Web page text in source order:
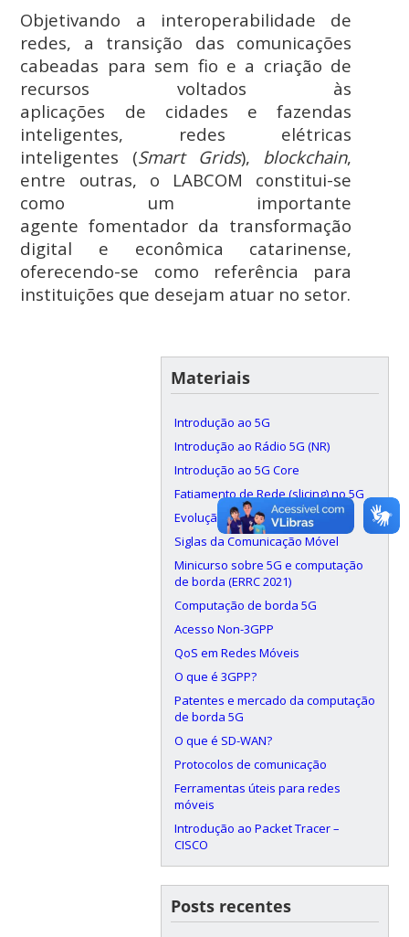
Objetivando a interoperabilidade de
redes, a transição das comunicações
cabeadas para sem fio e a criação de
recursos voltados às
aplicações de cidades e fazendas
inteligentes, redes elétricas
inteligentes (Smart Grids), blockchain,
entre outras, o LABCOM constitui-se
como um importante
agente fomentador da transformação
digital e econômica catarinense,
oferecendo-se como referência para
instituições que desejam atuar no setor.
Materiais
Introdução ao 5G
Introdução ao Rádio 5G (NR)
Introdução ao 5G Core
Fatiamento de Rede (slicing) no 5G
Evolução da Rede Móvel
Siglas da Comunicação Móvel
Minicurso sobre 5G e computação
de borda (ERRC 2021)
Computação de borda 5G
Acesso Non-3GPP
QoS em Redes Móveis
O que é 3GPP?
Patentes e mercado da computação
de borda 5G
O que é SD-WAN?
Protocolos de comunicação
Ferramentas úteis para redes
móveis
Introdução ao Packet Tracer –
CISCO
Posts recentes